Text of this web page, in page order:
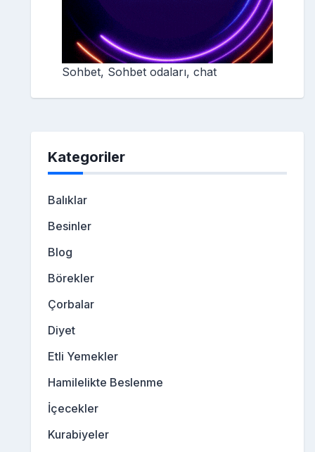
Sohbet, Sohbet odaları, chat
Kategoriler
Balıklar
Besinler
Blog
Börekler
Çorbalar
Diyet
Etli Yemekler
Hamilelikte Beslenme
İçecekler
Kurabiyeler